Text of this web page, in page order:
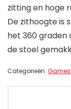
zitting en hoge
De zithoogte is
het 360 graden
de stoel
Categorieën: